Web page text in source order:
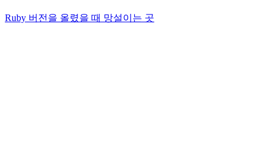
Ruby 버전을 올렸을 때 망설이는 곳